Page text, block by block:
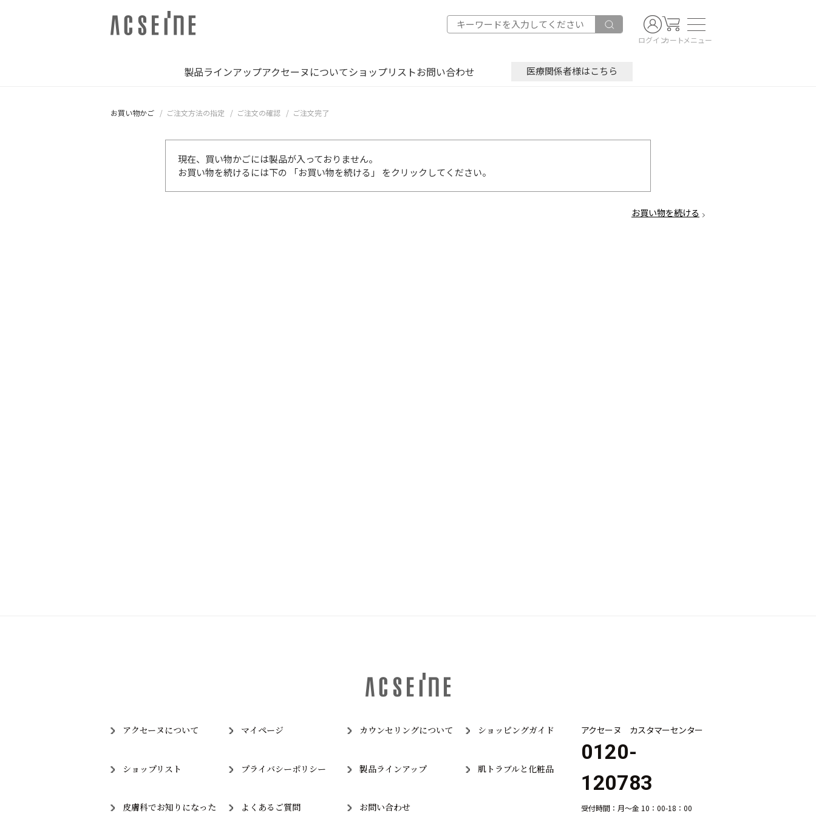
ログインカートメニュー
製品ラインアップアクセーヌについてショップリストお問い合わせ 医療関係者様はこちら
お買い物かご ご注文方法の指定 ご注文の確認 ご注文完了
現在、買い物かごには製品が入っておりません。
お買い物を続けるには下の 「お買い物を続ける」 をクリックしてください。
アクセーヌについて マイページ カウンセリングについて ショッピングガイド
ショップリスト プライバシーポリシー 製品ラインアップ 肌トラブルと化粧品
皮膚科でお知りになった
よくあるご質問 お問い合わせ
アクセーヌ カスタマーセンター
0120-
120783
受付時間：月～金 10：00-18：00